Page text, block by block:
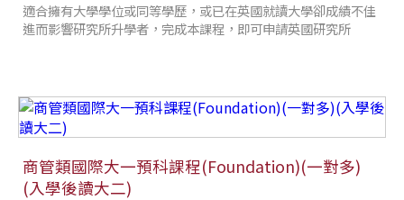
適合擁有大學學位或同等學歷，或已在英國就讀大學卻成績不佳
進而影響研究所升學者，完成本課程，即可申請英國研究所
商管類國際大一預科課程(Foundation)(一對多)
(入學後讀大二)